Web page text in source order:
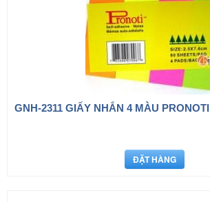
GNH-2311 GIẤY NHẮN 4 MÀU PRONOTI